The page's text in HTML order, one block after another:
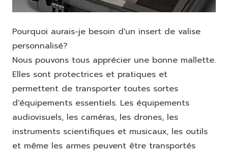
Pourquoi aurais-je besoin d'un insert de valise
personnalisé?
Nous pouvons tous apprécier une bonne mallette.
Elles sont protectrices et pratiques et
permettent de transporter toutes sortes
d'équipements essentiels. Les équipements
audiovisuels, les caméras, les drones, les
instruments scientifiques et musicaux, les outils
et même les armes peuvent être transportés